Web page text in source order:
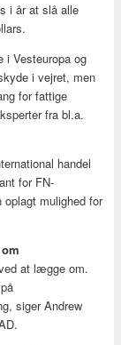
i år at slå alle
i Vesteuropa og
i vejret, men
for fattige
fra bl.a.
handel
for FN-
mulighed for
at lægge om.
siger Andrew